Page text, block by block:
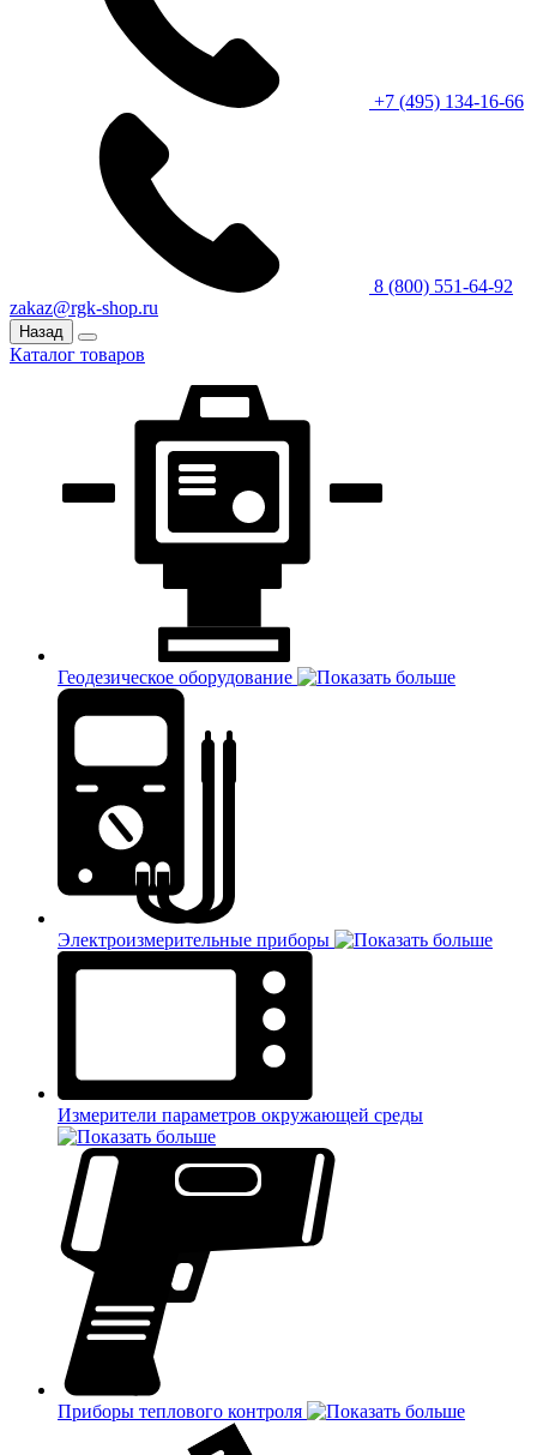
+7 (495) 134-16-66
8 (800) 551-64-92
zakaz@rgk-shop.ru
Назад
Каталог товаров
Геодезическое оборудование
Электроизмерительные приборы
Измерители параметров окружающей среды
Приборы теплового контроля